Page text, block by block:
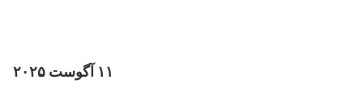
۱۱ آگوست ۲۰۲۵